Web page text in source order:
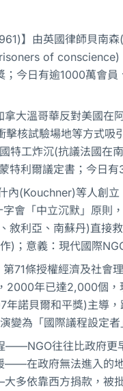
】由英國律師貝南
of
今日有逾1000萬會
拿大溫哥華反對美國
試驗場地等方式吸
工炸沉(抗議法國在
特利爾議定書；今日
內(Kouchner)等人創
字會「中立沉默」原
敘利亞、南蘇丹)直
)；意義：現代國際
第71條授權經濟及社
年已達2,000個，
諾貝爾和平獎)主導
變為「國際議程設定
——NGO往往比政府
在政府無法進入的
多依靠西方捐款，